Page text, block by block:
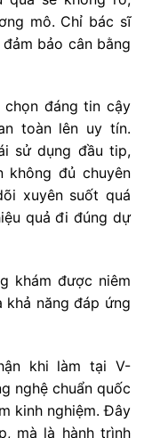
mô. Chỉ bác sĩ
bảo cân bằng
đáng tin cậy
toàn lên uy tín.
sử dụng đầu tip,
không đủ chuyên
xuyên suốt quá
quả đi đúng dự
khám được niêm
năng đáp ứng
khi làm tại V-
nghệ chuẩn quốc
kinh nghiệm. Đây
mà là hành trình